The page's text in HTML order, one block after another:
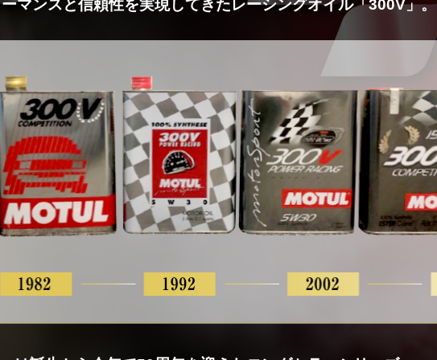
マンスと信頼性を実現してきたレーシングオイル「300V」。